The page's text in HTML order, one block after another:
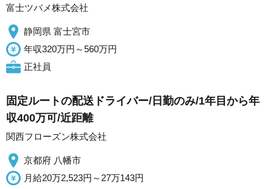
富士ツバメ株式会社
静岡県 富士宮市
年収320万円～560万円
正社員
固定ルートの配送ドライバー/日勤のみ/1年目から年
収400万可/近距離
関西フローズン株式会社
京都府 八幡市
月給20万2,523円～27万143円